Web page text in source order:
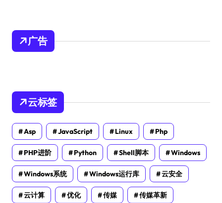
广告
云标签
Asp JavaScript Linux Php
PHP进阶 Python Shell脚本 Windows
Windows系统 Windows运行库 云安全
云计算 优化 传媒 传媒革新